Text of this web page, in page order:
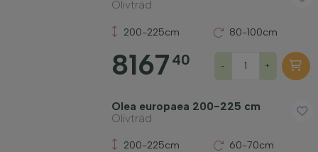
Olivträd
200-225cm 80-100cm
8167 40 - +
Olea europaea 200-225 cm
Olivträd
200-225cm 60-70cm